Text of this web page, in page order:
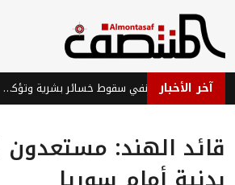
آخر الأخبار قوات الطوارئ اليمنية تنفي سقوط خسائر بشرية وتؤكد جاهزيتها
قائد الهند: مستعدون